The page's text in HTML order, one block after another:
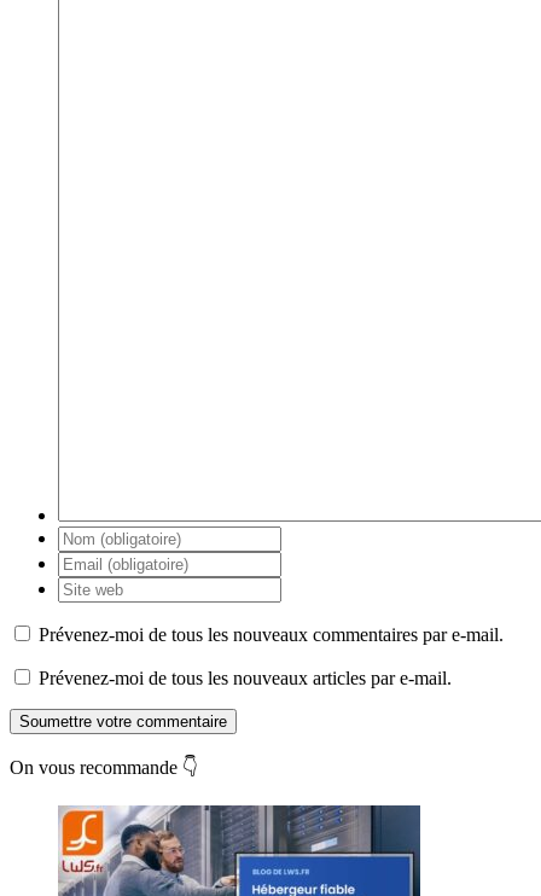
Prévenez-moi de tous les nouveaux commentaires par e-mail.
Prévenez-moi de tous les nouveaux articles par e-mail.
Soumettre votre commentaire
On vous recommande 👇